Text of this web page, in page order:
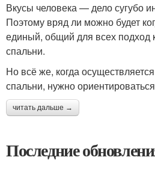
Вкусы человека — дело сугубо
Поэтому вряд ли можно будет
единый, общий для всех подход
спальни.
Но всё же, когда
спальни, нужно
читать дальше →
Последние